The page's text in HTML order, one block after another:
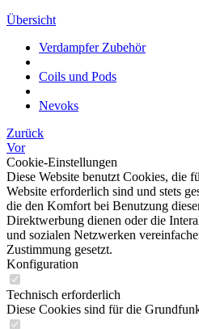
Übersicht
Verdampfer Zubehör
Coils und Pods
Nevoks
Zurück
Vor
Cookie-Einstellungen
Diese Website benutzt Cookies, die
Website erforderlich sind und stets
die den Komfort bei Benutzung
Direktwerbung dienen oder die
und sozialen Netzwerken
Zustimmung gesetzt.
Konfiguration
Technisch erforderlich
Diese Cookies sind für die